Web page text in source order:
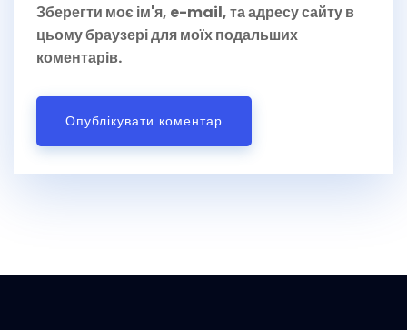
Зберегти моє ім'я, e-mail, та адресу сайту в
цьому браузері для моїх подальших
коментарів.